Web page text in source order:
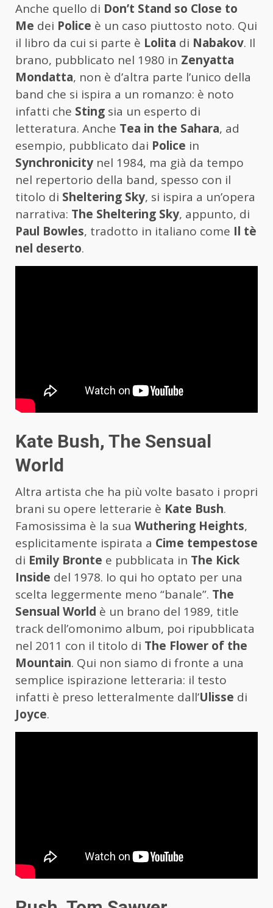
Anche quello di Don’t Stand so Close to
Me dei Police è un caso piuttosto noto. Qui
il libro da cui si parte è Lolita di Nabakov. Il
brano, pubblicato nel 1980 in Zenyatta
Mondatta, non è d’altra parte l’unico della
band che si ispira a un romanzo: è noto
infatti che Sting sia un esperto di
letteratura. Anche Tea in the Sahara, ad
esempio, pubblicato dai Police in
Synchronicity nel 1984, ma già da tempo
nel repertorio della band, spesso con il
titolo di Sheltering Sky, si ispira a un’opera
narrativa: The Sheltering Sky, appunto, di
Paul Bowles, tradotto in italiano come Il tè
nel deserto.
Kate Bush, The Sensual
World
Altra artista che ha più volte basato i propri
brani su opere letterarie è Kate Bush.
Famosissima è la sua Wuthering Heights,
esplicitamente ispirata a Cime tempestose
di Emily Bronte e pubblicata in The Kick
Inside del 1978. Io qui ho optato per una
scelta leggermente meno “banale”. The
Sensual World è un brano del 1989, title
track dell’omonimo album, poi ripubblicata
nel 2011 con il titolo di The Flower of the
Mountain. Qui non siamo di fronte a una
semplice ispirazione letteraria: il testo
infatti è preso letteralmente dall’Ulisse di
Joyce.